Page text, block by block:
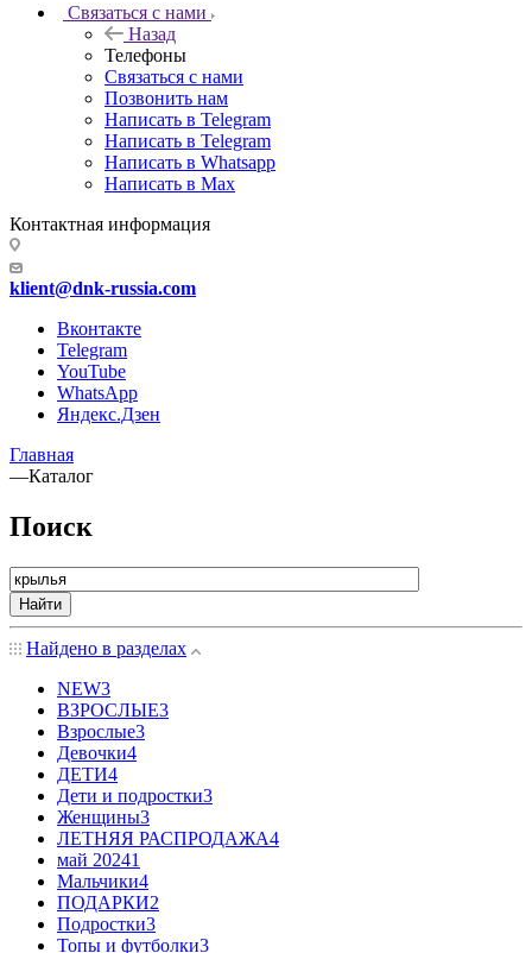
Связаться с нами
Назад
Телефоны
Связаться с нами
Позвонить нам
Написать в Telegram
Написать в Telegram
Написать в Whatsapp
Написать в Max
Контактная информация
klient@dnk-russia.com
Вконтакте
Telegram
YouTube
WhatsApp
Яндекс.Дзен
Главная
—Каталог
Поиск
Найти
Найдено в разделах
NEW3
ВЗРОСЛЫЕ3
Взрослые3
Девочки4
ДЕТИ4
Дети и подростки3
Женщины3
ЛЕТНЯЯ РАСПРОДАЖА4
май 20241
Мальчики4
ПОДАРКИ2
Подростки3
Топы и футболки3